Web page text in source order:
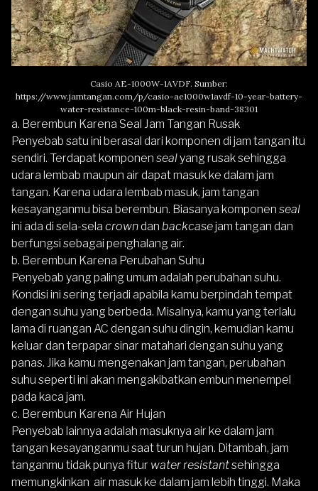
Casio AE-1000W-1AVDF. Sumber:
https://www.jamtangan.com/p/casio-ae1000w1avdf-10-year-battery-
water-resistance-100m-black-resin-band-38301
a. Berembun Karena Seal Jam Tangan Rusak
Penyebab satu ini berasal dari komponen di jam tangan itu
sendiri. Terdapat komponen sealyang rusak sehingga
udara lembab maupun air dapat masuk ke dalam jam
tangan. Karena udara lembab masuk, jam tangan
kesayanganmu bisa berembun. Biasanya komponen seal
ini ada di sela-sela crowndan backcasejam tangan dan
berfungsi sebagai penghalang air.
b. Berembun Karena Perubahan Suhu
Penyebab yang paling umum adalah perubahan suhu.
Kondisi ini sering terjadi apabila kamu berpindah tempat
dengan suhu yang berbeda. Misalnya, kamu yang terlalu
lama di ruangan AC dengan suhu dingin, kemudian kamu
keluar dan terpapar sinar matahari dengan suhu yang
panas. Jika kamu mengenakan jam tangan, perubahan
suhu seperti ini akan mengakibatkan embun menempel
pada kaca jam.
c. Berembun Karena Air Hujan
Penyebab lainnya adalah masuknya air ke dalam jam
tangan kesayanganmu saat turun hujan. Ditambah, jam
tanganmu tidak punya fitur water resistantsehingga
memungkinkan air masuk ke dalam jam lebih tinggi. Maka